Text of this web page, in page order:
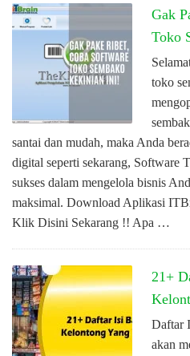
Gak
Toko
toko
santai dan mudah, maka Anda
digital seperti sekarang, Software
sukses dalam mengelola bisnis
maksimal. Download Aplikasi
Klik Disini Sekarang !! Apa …
21+
Daftar
akan